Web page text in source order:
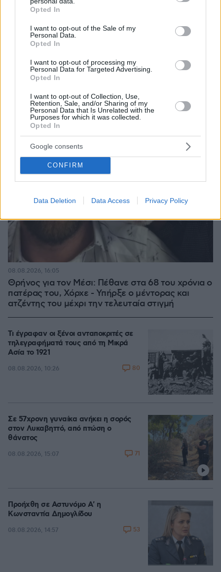
grant or deny consent to Google and its third-party tags to
use your data for below specified purposes in below Google
consent section.
Opted In
I want to opt-out of the Sale of my
Personal Data.
Opted In
I want to opt-out of processing my
Personal Data for Targeted Advertising.
Opted In
I want to opt-out of Collection, Use,
Retention, Sale, and/or Sharing of my
Personal Data that Is Unrelated with the
Purposes for which it was collected.
Opted In
Google consents
CONFIRM
Data Deletion Data Access Privacy Policy
Συνέντευξη ποταμός του Χάντερ Μπάιντεν: Ο
λίτρα βότκα τη μέρα, κάπνιζα κρακ κάθε 15 λεπτά
Θρήνος για τον Μέσι: Πέθανε στα 68 του χρόνια ο
πατέρας του, Χόρχε - Υπήρξε ο μέντορας και
ατζέντης του μέχρι την τελευταία στιγμή
08.08.2026, 16:05
Τι έγραφαν οι ξένοι ανταποκριτές σε
τηλεγραφήματά τους από τη Μικρά
Ασία το 1921
08.08.2026, 10:26 80
Σε 57χρονη γυναίκα ανήκει η σορός
στον Λυκαβηττό, από πτώση ο
θάνατος
08.08.2026, 15:07 71
Προήχθη σε Αστυνόμο Α' η
Κωνσταντία Δημογλίδου
08.08.2026, 14:57 53